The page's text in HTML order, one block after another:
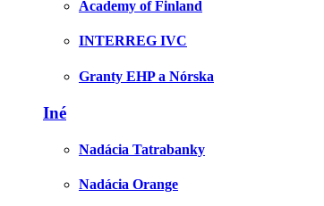
Academy of Finland
INTERREG IVC
Granty EHP a Nórska
Iné
Nadácia Tatrabanky
Nadácia Orange